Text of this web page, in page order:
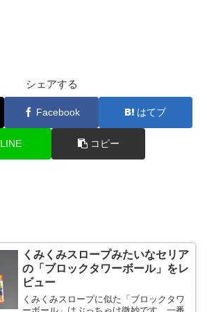
シェアする
Facebook はてブ
LINE コピー
くみくみスロープみたいなセリア
の「ブロックタワーボール」をレ
ビュー
くみくみスロープに似た「ブロックタワ